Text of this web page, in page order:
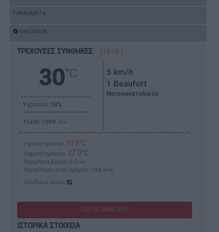
ΓΡΑΦΗΜΑΤΑ
ΕΙΚΟΝΙΔΙΑ
ΤΡΕΧΟΥΣΕΣ ΣΥΝΘΗΚΕΣ (13:10 )
30°C
Υγρασία: 58%
Πίεση: 1008 hPa
5 km/h
1 Beaufort
Νοτιοανατολικός
Υψηλή ημέρας: 30.8°C
Χαμηλή ημέρας: 27.0°C
Ημερήσια βροχή: 0.0 mm
Ισχυρότερη ριπή ημέρας: 33.8 km/h
Σελίδα σταθμού
ΛΕΝΤΑΣ ΗΡΑΚΛΕΙΟΥ
ΙΣΤΟΡΙΚΑ ΣΤΟΙΧΕΙΑ